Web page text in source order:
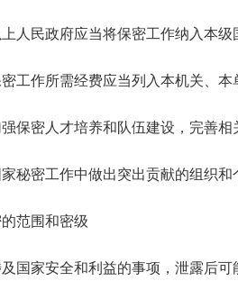
人民政府应当将保密工作纳入本级
工作所需经费应当列入本机关、本
保密人才培养和队伍建设，完善相
秘密工作中做出突出贡献的组织和
范围和密级
国家安全和利益的事项，泄露后可